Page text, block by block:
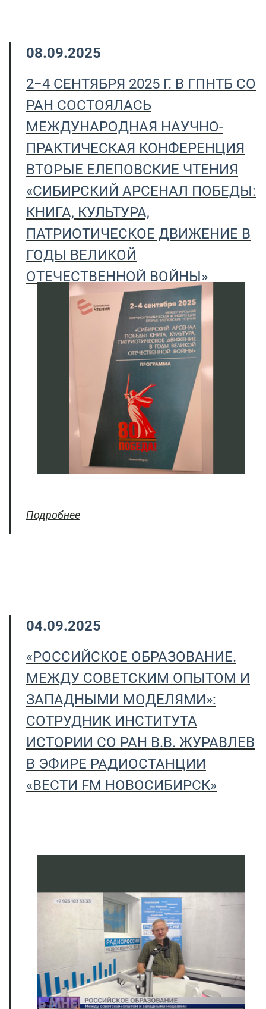
08.09.2025
2−4 СЕНТЯБРЯ 2025 Г. В ГПНТБ СО
РАН СОСТОЯЛАСЬ
МЕЖДУНАРОДНАЯ НАУЧНО-
ПРАКТИЧЕСКАЯ КОНФЕРЕНЦИЯ
ВТОРЫЕ ЕЛЕПОВСКИЕ ЧТЕНИЯ
«СИБИРСКИЙ АРСЕНАЛ ПОБЕДЫ:
КНИГА, КУЛЬТУРА,
ПАТРИОТИЧЕСКОЕ ДВИЖЕНИЕ В
ГОДЫ ВЕЛИКОЙ
ОТЕЧЕСТВЕННОЙ ВОЙНЫ»
Подробнее
04.09.2025
«РОССИЙСКОЕ ОБРАЗОВАНИЕ.
МЕЖДУ СОВЕТСКИМ ОПЫТОМ И
ЗАПАДНЫМИ МОДЕЛЯМИ»:
СОТРУДНИК ИНСТИТУТА
ИСТОРИИ СО РАН В.В. ЖУРАВЛЕВ
В ЭФИРЕ РАДИОСТАНЦИИ
«ВЕСТИ FM НОВОСИБИРСК»